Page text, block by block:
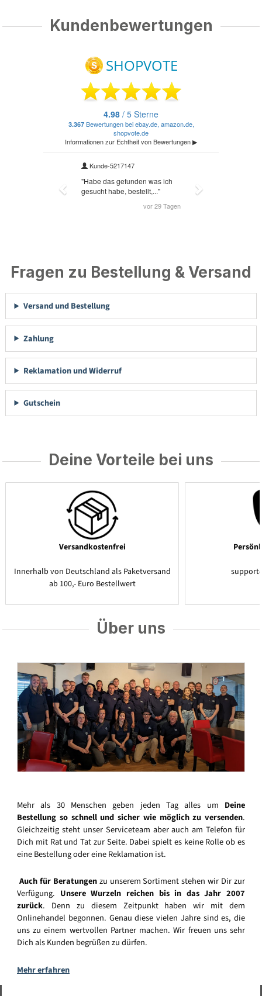
Kundenbewertungen
Fragen zu Bestellung & Versand
Versand und Bestellung
Zahlung
Reklamation und Widerruf
Gutschein
Deine Vorteile bei uns
Versandkostenfrei
Innerhalb von Deutschland als Paketversand
ab 100,- Euro Bestellwert
Über uns
Mehr als 30 Menschen geben jeden Tag alles um Deine
Bestellung so schnell und sicher wie möglich zu versenden.
Gleichzeitig steht unser Serviceteam aber auch am Telefon für
Dich mit Rat und Tat zur Seite. Dabei spielt es keine Rolle ob es
eine Bestellung oder eine Reklamation ist.
Auch für Beratungenzu unserem Sortiment stehen wir Dir zur
Verfügung. Unsere Wurzeln reichen bis in das Jahr 2007
zurück. Denn zu diesem Zeitpunkt haben wir mit dem
Onlinehandel begonnen. Genau diese vielen Jahre sind es, die
uns zu einem wertvollen Partner machen. Wir freuen uns sehr
Dich als Kunden begrüßen zu dürfen.
Mehr erfahren